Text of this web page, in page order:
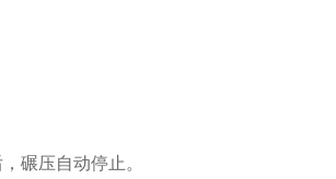
碾压自动停止。